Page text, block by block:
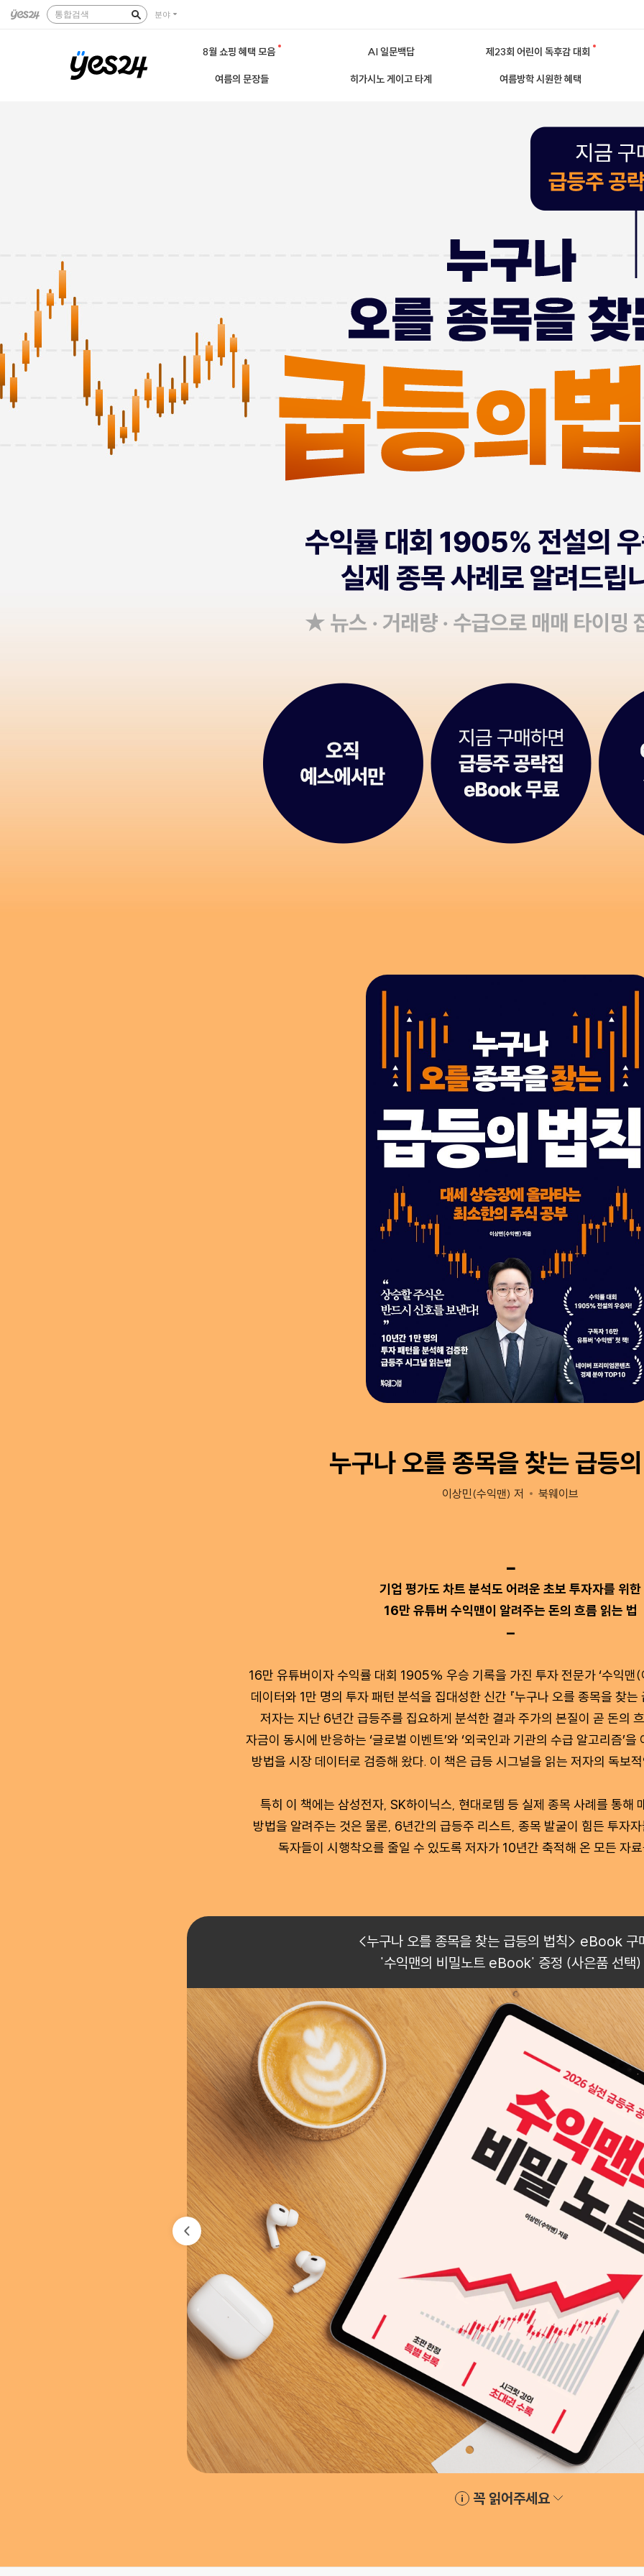
통합검색 분야
8월 쇼핑 혜택 모음 AI 일문백답 제23회 어린이 독후감 대회
여름의 문장들 히가시노 게이고 타계 여름방학 시원한 혜택
누구나 오를 종목을 찾는 급등
이상민(수익맨) 저 북웨이브
🗕
기업 평가도 차트 분석도 어려운 초보 투자자를 위한
16만 유튜버 수익맨이 알려주는 돈의 흐름 읽는 법
🗕
16만 유튜버이자 수익률 대회 1905% 우승 기록을 가진 투자 전문가 ‘수익맨
데이터와 1만 명의 투자 패턴 분석을 집대성한 신간 『누구나 오를 종목을 찾는
저자는 지난 6년간 급등주를 집요하게 분석한 결과 주가의 본질이 곧 돈의
자금이 동시에 반응하는 ‘글로벌 이벤트’와 ‘외국인과 기관의 수급 알고리즘’
방법을 시장 데이터로 검증해 왔다. 이 책은 급등 시그널을 읽는 저자의 독보
특히 이 책에는 삼성전자, SK하이닉스, 현대로템 등 실제 종목 사례를 통해
방법을 알려주는 것은 물론, 6년간의 급등주 리스트, 종목 발굴이 힘든 투자
독자들이 시행착오를 줄일 수 있도록 저자가 10년간 축적해 온 모든 자
<누구나 오를 종목을 찾는 급등의 법칙> eBook 구
'수익맨의 비밀노트 eBook' 증정 (사은품 선택)
꼭 읽어주세요